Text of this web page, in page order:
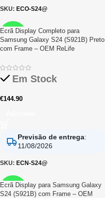
SKU: ECO-S24@
RELIFE
Ecrã Display Completo para
Samsung Galaxy S24 (S921B) Preto
com Frame – OEM ReLife
Em Stock
€144.90
Previsão de entrega:
11/08/2026
SKU: ECN-S24@
RELIFE
Ecrã Display para Samsung Galaxy
S24 (S921B) com Frame – OEM